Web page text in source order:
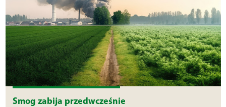
Smog zabija przedwcześnie